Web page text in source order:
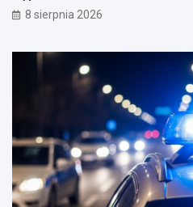
8 sierpnia 2026